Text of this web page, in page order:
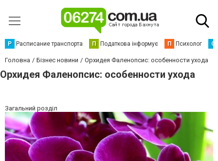
Р Расписание транспорта П Податкова інформує П Психолог С
Головна Бізнес новини Орхидея Фаленопсис: особенности ухода
Орхидея Фаленопсис: особенности ухода
Загальний розділ